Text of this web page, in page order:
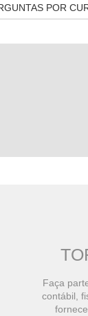
POR
Faça
contábil,